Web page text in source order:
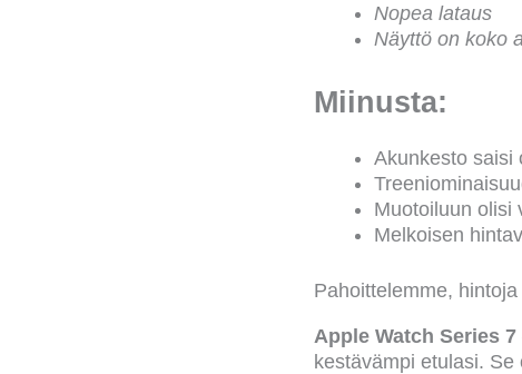
Nopea lataus
Näyttö on koko
Miinusta:
Akunkesto saisi
Muotoiluun olisi
Melkoisen
Pahoittelemme,
Apple Watch Series 7
kestävämpi etulasi.